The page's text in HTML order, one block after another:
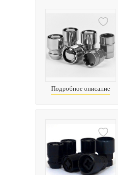
Подробное описание